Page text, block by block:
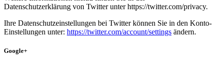
Datenschutzerklärung von Twitter unter https://twitter.com/privacy.
Ihre Datenschutzeinstellungen bei Twitter können Sie in den Konto-
Einstellungen unter: https://twitter.com/account/settings ändern.
Google+